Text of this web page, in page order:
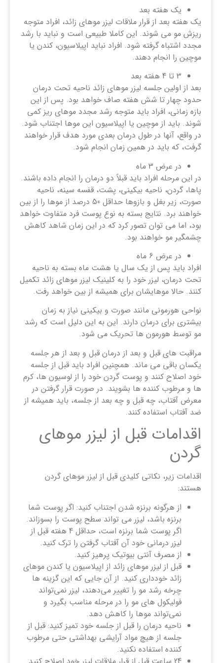
یک هفته بعد
یک هفته بعد از قرار ملاقات لیزر موهای زائد، افراد متوجه
ریزش مو می شوند. این کاملا طبیعی است و نباید با رشد
مجدد اشتباه گرفته شود. افراد نباید اپیلاسیون، کندن یا
موچین را انجام دهند.
3 تا 4 هفته بعد
بعد از اولین جلسه لیزر موهای زائد ناحیه تحت درمان
حدود چهار تا شش هفته صاف خواهد بود. پس از این
بازه زمانی، افراد باید متوجه رشد مجدد موهای ریز کمی
شوند. باید از موچین یا اپیلاسیون این موها اجتناب شود.
در واقع، آنها در طول درمان بعدی مورد هدف قرار خواهند
گرفت، که باید در همین زمان انجام شود.
در عرض 3 ماه
در این مرحله افراد باید قبلاً دو درمان را انجام داده باشند.
پاها، گردن، ناحیه بیکینی، پشت، قفسه سینه، ناحیه
صورت، زیر بغل و بازوها حداقل 50 درصد از موها را از بین
خواهند برد. نتایج بسته به نوع پوست فرد متفاوت خواهد
بود، اما می توان تصور کرد که در این زمان شاهد کاهش
چشمگیر مو خواهند بود.
در عرض 6 ماه
افراد باید پس از یک سال یا هشت ماه بسته به ناحیه
تحت درمان، لیزر خود را به کلینیک لیزر موهای زائد تکمیل
کنند. حالا موهایشان برای همیشه از بین خواهد رفت.
نواحی هورمونی مانند صورت و بیکینی نیاز به زمان
بیشتری برای درمان دارند. این به این دلیل است که رشد
مو توسط هورمون ها تحریک می شود.
مراقبت های قبل و بعد از درمان قبل و بعد از هر جلسه
یکسان باقی می ماند. همچنین افراد باید قبل از جلسه
خود اصلاح کنند و پوست گردن خود را از لوسیون ها، کرم
ها و مرطوب کننده ها بشویند. در صورت قرار گرفتن در
معرض آفتاب، چه قبل و چه بعد از جلسه، باید همیشه از
ضد آفتاب استفاده کنند.
اقدامات قبل از لیزر موهای
گردن
اقدامات زیر، نکاتی کلیدی قبل از لیزر موهای گردن
هستند:
از هرگونه برنزه شدن اجتناب کنید: اگر پوست شما
برنزه باشد، لیزر می تواند سطح پوست را بسوزاند.
اگر پوست شما برنزه است، حداقل 4 هفته قبل از
لیزر درمانی خود آن آفتاب گرفتن را ترک کنید.
از مصرف آنتی بیوتیک پرهیز کنید.
قبل از لیزر موهای زائد از اپیلاسیون یا کندن موهای
زائد خودداری کنید. از آن جایی که این گزینه‌ ها
چرخه رشد مو را تغییر می‌دهند، لیزر نمی‌تواند
فولیکول ‌های مو را در مرحله مناسب بگیرد و
نمی‌تواند موها را کاهش دهد.
ناحیه درمان را قبل از جلسه خود تمیز کنید: قبل از
جلسه از هیچ مواد آرایشی بهداشتی حتی مرطوب
کننده استفاده نکنید.